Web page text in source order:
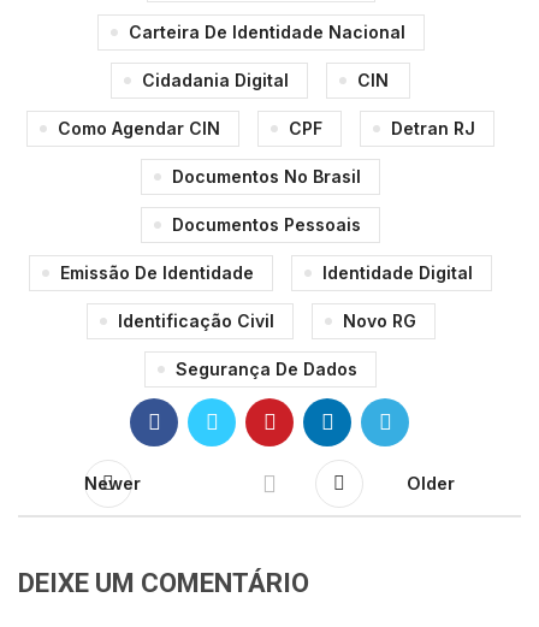
Carteira De Identidade Nacional
Cidadania Digital CIN
Como Agendar CIN CPF Detran RJ
Documentos No Brasil
Documentos Pessoais
Emissão De Identidade Identidade Digital
Identificação Civil Novo RG
Segurança De Dados
Newer Older
DEIXE UM COMENTÁRIO